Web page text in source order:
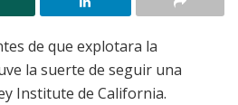
de que explotara la
la suerte de seguir una
Institute de California.